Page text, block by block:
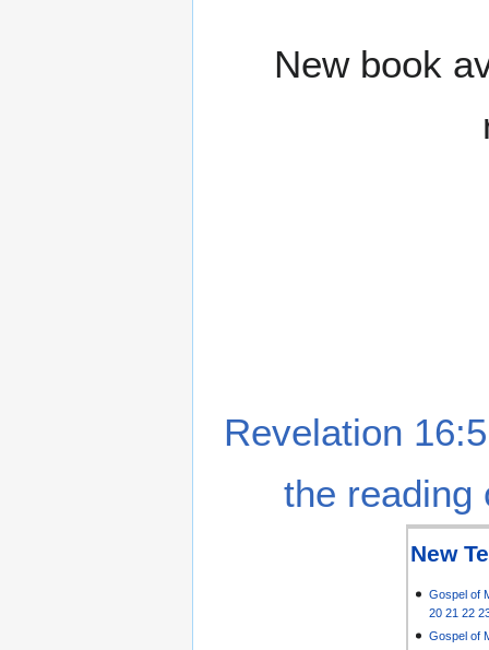
New book
Revelation
the reading
New
Gospel of
20 21 22
Gospel of